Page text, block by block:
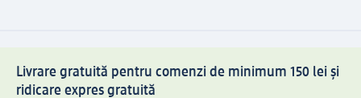
Livrare gratuită pentru comenzi de minimum 150 lei și
ridicare expres gratuită